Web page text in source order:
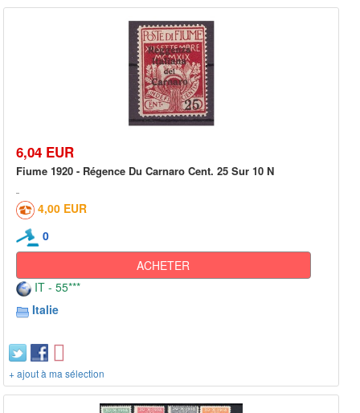
6,04 EUR
Fiume 1920 - Régence Du Carnaro Cent. 25 Sur 10 N
4,00 EUR
0
ACHETER
IT - 55***
Italie
+ ajout à ma sélection